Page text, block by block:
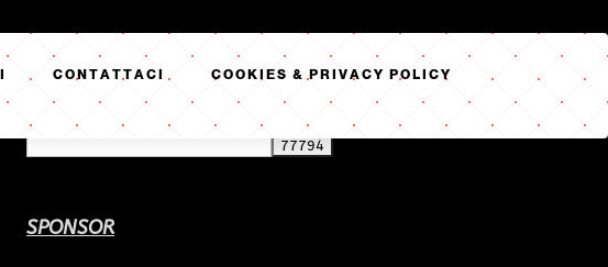
CONTATTACI COOKIES & PRIVACY POLICY
SPONSOR